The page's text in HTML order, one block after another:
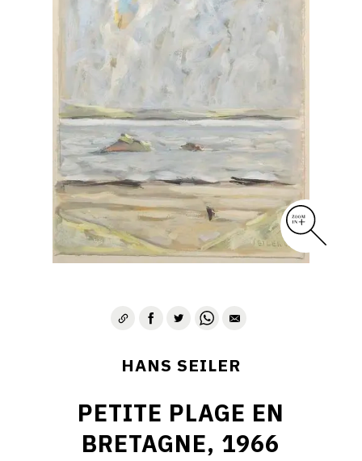
VOL. 2 : LES GOUACHES
VOL. 3 : CRAYONS DE COULEUR ET FUSAINS
CONTACT
HANS SEILER
PETITE PLAGE EN
BRETAGNE, 1966